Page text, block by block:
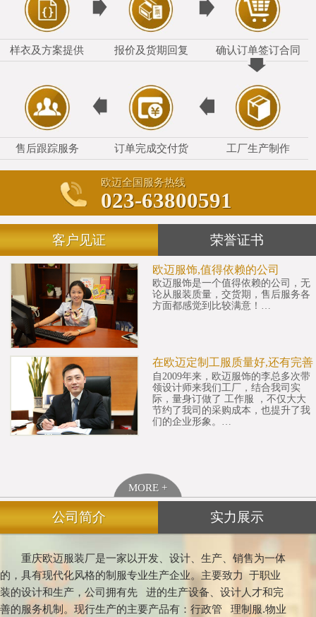
样衣及方案提供 报价及货期回复 确认订单签订合同
售后跟踪服务 订单完成交付货 工厂生产制作
欧迈全国服务热线
023-63800591
客户见证 荣誉证书
欧迈服饰,值得依赖的公司
欧迈服饰是一个值得依赖的公司，无
论从服装质量，交货期，售后服务各
方面都感觉到比较满意！…
在欧迈定制工服质量好,还有完善
自2009年来，欧迈服饰的李总多次带
领设计师来我们工厂，结合我司实
际，量身订做了 工作服 ，不仅大大
节约了我司的采购成本，也提升了我
们的企业形象。…
MORE +
公司简介 实力展示
重庆欧迈服装厂是一家以开发、设计、生产、销售为一体
的，具有现代化风格的制服专业生产企业。主要致力 于职业
装的设计和生产，公司拥有先 进的生产设备、设计人才和完
善的服务机制。现行生产的主要产品有：行政管 理制服.物业